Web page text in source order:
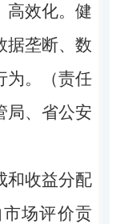
高效化。健
据垄断、数
为。（责任
局、省公安
和收益分配
场评价贡